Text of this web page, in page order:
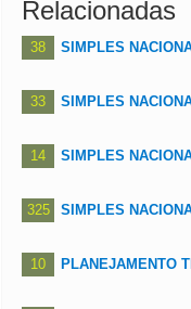
Relacionadas
38 SIMPLES
33 SIMPLES
14 SIMPLES
325 SIMPLES
10 PLANEJAMENTO